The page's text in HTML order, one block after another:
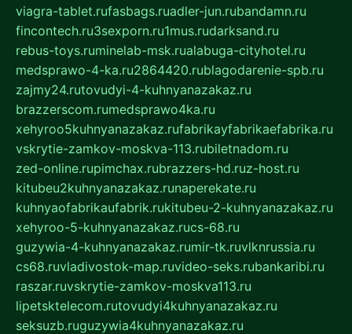
viagra-tablet.rufasbags.ruadler-jun.rubandamn.ru
fincontech.ru3sexporn.ru1mus.rudarksand.ru
rebus-toys.ruminelab-msk.rualabuga-cityhotel.ru
medsprawo-4-ka.ru2864420.rublagodarenie-spb.ru
zajmy24.rutovudyi-4-kuhnyanazakaz.ru
brazzerscom.rumedsprawo4ka.ru
xehyroo5kuhnyanazakaz.rufabrikayfabrikaefabrika.ru
vskrytie-zamkov-moskva-113.rubiletnadom.ru
zed-online.rupimchax.rubrazzers-hd.ruz-host.ru
kitubeu2kuhnyanazakaz.runaperekate.ru
kuhnyaofabrikaufabrik.rukitubeu-2-kuhnyanazakaz.ru
xehyroo-5-kuhnyanazakaz.rucs-68.ru
guzywia-4-kuhnyanazakaz.rumir-tk.ruvlknrussia.ru
cs68.ruvladivostok-map.ruvideo-seks.rubankaribi.ru
raszar.ruvskrytie-zamkov-moskva113.ru
lipetsktelecom.rutovudyi4kuhnyanazakaz.ru
seksuzb.ruguzywia4kuhnyanazakaz.ru